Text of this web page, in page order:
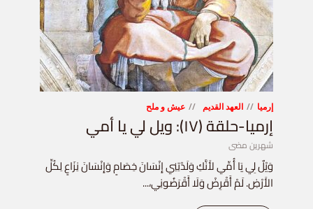
إرميا العهد القديم عيش و ملح
إرميا-حلقة (١٧): ويل لي يا أمي
شهرين مضى
وَيْلٌ لِي يَا أُمِّي لأَنَّكِ وَلَدْتِنِي إِنْسَانَ خِصَامٍ وَإِنْسَانَ نِزَاعٍ لِكُلِّ
الأَرْضِ. لَمْ أَقْرِضْ وَلَا أَقْرَضُونِي،...